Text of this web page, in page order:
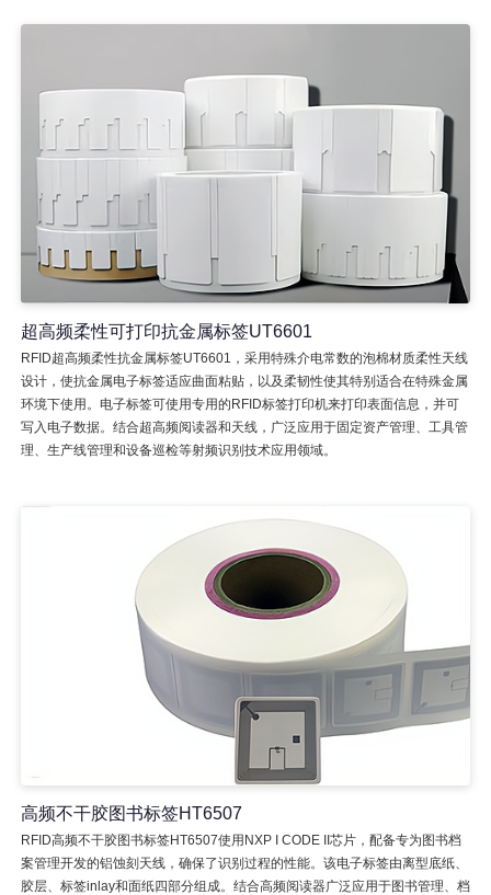
超高频柔性可打印抗金属标签UT6601
RFID超高频柔性抗金属标签UT6601，采用特殊介电常数的泡棉材质柔性天线
设计，使抗金属电子标签适应曲面粘贴，以及柔韧性使其特别适合在特殊金属
环境下使用。电子标签可使用专用的RFID标签打印机来打印表面信息，并可
写入电子数据。结合超高频阅读器和天线，广泛应用于固定资产管理、工具管
理、生产线管理和设备巡检等射频识别技术应用领域。
高频不干胶图书标签HT6507
RFID高频不干胶图书标签HT6507使用NXP I CODE II芯片，配备专为图书档
案管理开发的铝蚀刻天线，确保了识别过程的性能。该电子标签由离型底纸、
胶层、标签inlay和面纸四部分组成。结合高频阅读器广泛应用于图书管理、档